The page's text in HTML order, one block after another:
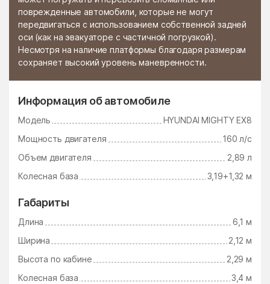
поврежденные автомобили, которые не могут
передвигаться с использованием собственной задней
оси (как на эвакуаторе с частичной погрузкой).
Несмотря на наличие платформы благодаря размерам
сохраняет высокий уровень маневренности.
Информация об автомобиле
Модель
HYUNDAI MIGHTY EX8
Мощность двигателя
160 л/с
Объем двигателя
2,89 л
Колесная база
3,19+1,32 м
Габариты
Длина
6,1 м
Ширина
2,12 м
Высота по кабине
2,29 м
Колесная база
3,4 м
Стромынь Ступино
Сычёво Талдом
Тарасково Тарасовка
Татариново Таширово
Теряево Тимшино
Томилино Троицк
Узуново
Ушаково